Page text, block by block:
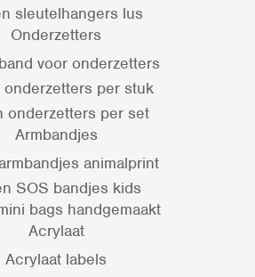
sleutelhangers lus
Onderzetters
voor onderzetters
onderzetters per stuk
onderzetters per set
Armbandjes
animalprint
SOS bandjes kids
bags handgemaakt
Acrylaat
Acrylaat labels